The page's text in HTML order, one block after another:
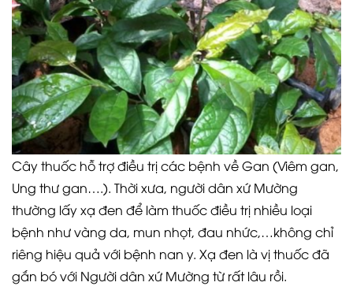
Cây thuốc hỗ trợ điều trị các bệnh về Gan (Viêm gan,
Ung thư gan….). Thời xưa, người dân xứ Mường
thường lấy xạ đen để làm thuốc điều trị nhiều loại
bệnh như vàng da, mun nhọt, đau nhức,…không chỉ
riêng hiệu quả với bệnh nan y. Xạ đen là vị thuốc đã
gắn bó với Người dân xứ Mường từ rất lâu rồi.